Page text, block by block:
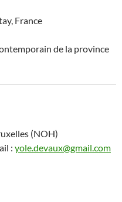
France
de la province
(NOH)
: yole.devaux@gmail.com